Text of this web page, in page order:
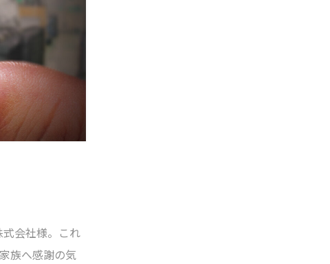
するデザイン
を表す写真を
企業の性格が
。
会社様。これ
族へ感謝の気